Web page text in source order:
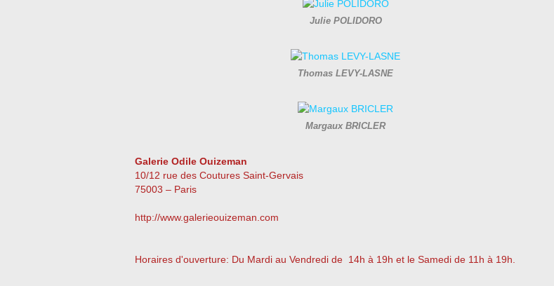
Julie POLIDORO
Thomas LEVY-LASNE
Margaux BRICLER
Galerie Odile Ouizeman
10/12 rue des Coutures Saint-Gervais
75003 – Paris
http://www.galerieouizeman.com
Horaires d'ouverture: Du Mardi au Vendredi de 14h à 19h et le Samedi de 11h à 19h.